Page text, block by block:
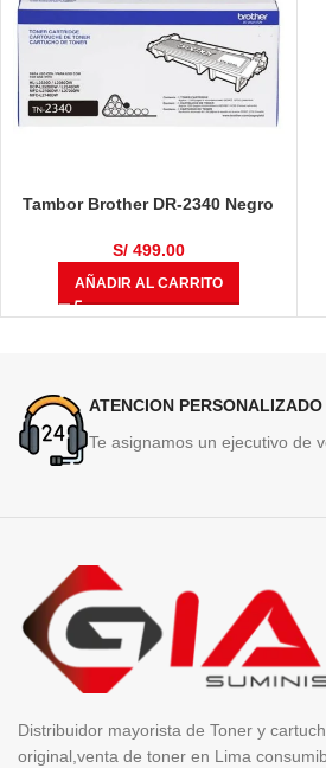
Tambor Brother DR-2340 Negro
S/499.00
AÑADIR AL CARRITO
ATENCION PERSONALIZADO
Te asignamos un ejecutivo de
Distribuidor mayorista de Toner y
original,venta de toner en Lima